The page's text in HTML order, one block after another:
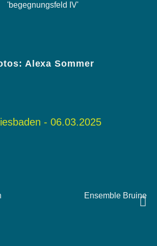
'begegnungsfeld IV'
Alexa Sommer
- 06.03.2025
Ensemble Bruine